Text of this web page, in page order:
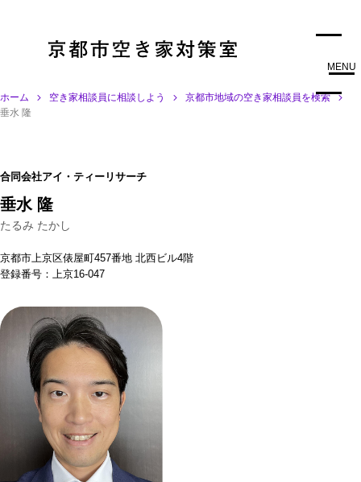
MENU
ホーム 空き家相談員に相談しよう
京都市地域の空き家相談員を検索
垂水 隆
合同会社アイ・ティーリサーチ
垂水 隆
たるみ たかし
京都市上京区俵屋町457番地 北西ビル4階
登録番号：上京16-047